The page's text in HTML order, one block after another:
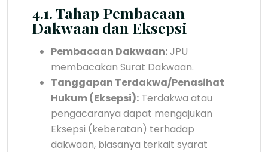
4.1. Tahap Pembacaan
Dakwaan dan Eksepsi
Pembacaan Dakwaan:JPU
membacakan Surat Dakwaan.
Tanggapan Terdakwa/Penasihat
Hukum (Eksepsi): Terdakwa atau
pengacaranya dapat mengajukan
Eksepsi (keberatan) terhadap
dakwaan, biasanya terkait syarat